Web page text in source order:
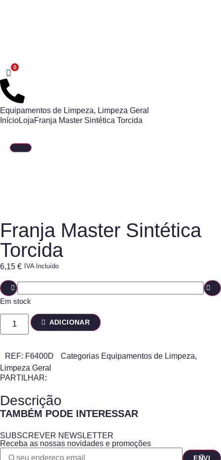
Equipamentos de Limpeza, Limpeza Geral
InícioLojaFranja Master Sintética Torcida
Franja Master Sintética
Torcida
6,15 € IVA Incluído
Em stock
ADICIONAR
REF: F6400D Categorias Equipamentos de Limpeza,
Limpeza Geral
PARTILHAR:
Descrição
TAMBÉM PODE INTERESSAR
SUBSCREVER NEWSLETTER
Receba as nossas novidades e promoções